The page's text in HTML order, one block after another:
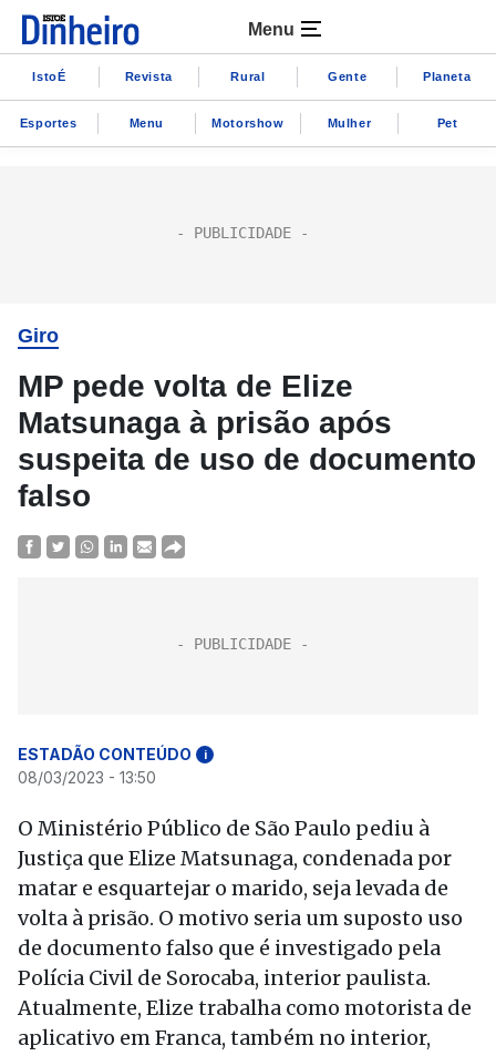
Menu
IstoÉ Revista Rural Gente Planeta
Esportes Menu Motorshow Mulher Pet
Giro
MP pede volta de Elize
Matsunaga à prisão após
suspeita de uso de documento
falso
ESTADÃO CONTEÚDO i
08/03/2023 - 13:50
O Ministério Público de São Paulo pediu à
Justiça que Elize Matsunaga, condenada por
matar e esquartejar o marido, seja levada de
volta à prisão. O motivo seria um suposto uso
de documento falso que é investigado pela
Polícia Civil de Sorocaba, interior paulista.
Atualmente, Elize trabalha como motorista de
aplicativo em Franca, também no interior,